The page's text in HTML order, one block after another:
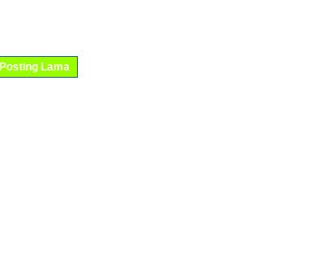
Posting Lama